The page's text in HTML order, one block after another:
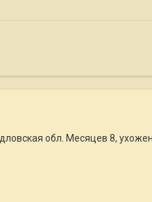
обл. Месяцев 8,